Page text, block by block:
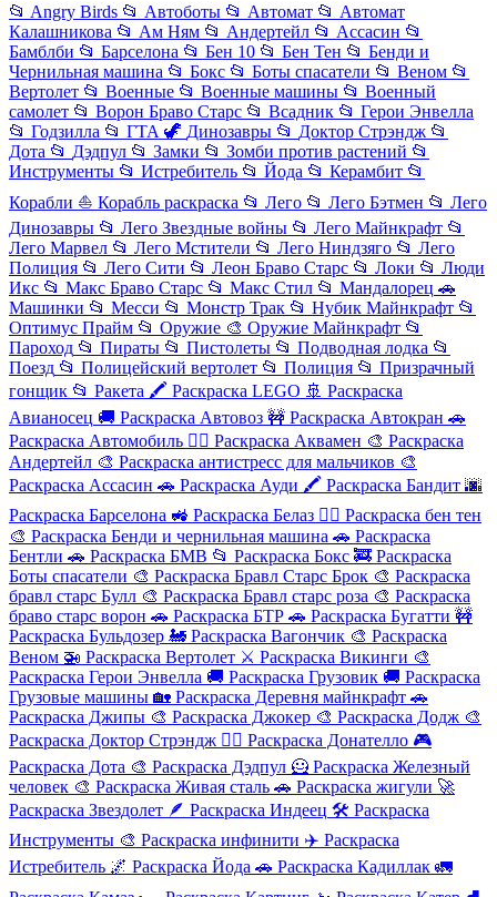
📂 Angry Birds 📂 Автоботы 📂 Автомат 📂 Автомат
Калашникова 📂 Ам Ням 📂 Андертейл 📂 Ассасин 📂
Бамблби 📂 Барселона 📂 Бен 10 📂 Бен Тен 📂 Бенди и
Чернильная машина 📂 Бокс 📂 Боты спасатели 📂 Веном 📂
Вертолет 📂 Военные 📂 Военные машины 📂 Военный
самолет 📂 Ворон Браво Старс 📂 Всадник 📂 Герои Энвелла
📂 Годзилла 📂 ГТА 🦖 Динозавры 📂 Доктор Стрэндж 📂
Дота 📂 Дэдпул 📂 Замки 📂 Зомби против растений 📂
Инструменты 📂 Истребитель 📂 Йода 📂 Керамбит 📂
Корабли ⛵ Корабль раскраска 📂 Лего 📂 Лего Бэтмен 📂 Лего
Динозавры 📂 Лего Звездные войны 📂 Лего Майнкрафт 📂
Лего Марвел 📂 Лего Мстители 📂 Лего Ниндзяго 📂 Лего
Полиция 📂 Лего Сити 📂 Леон Браво Старс 📂 Локи 📂 Люди
Икс 📂 Макс Браво Старс 📂 Макс Стил 📂 Мандалорец 🚗
Машинки 📂 Месси 📂 Монстр Трак 📂 Нубик Майнкрафт 📂
Оптимус Прайм 📂 Оружие 🎨 Оружие Майнкрафт 📂
Пароход 📂 Пираты 📂 Пистолеты 📂 Подводная лодка 📂
Поезд 📂 Полицейский вертолет 📂 Полиция 📂 Призрачный
гонщик 📂 Ракета 🖍️ Раскраска LEGO 🚢 Раскраска
Авианосец 🚚 Раскраска Автовоз 🚧 Раскраска Автокран 🚗
Раскраска Автомобиль 🦸‍♂️ Раскраска Аквамен 🎨 Раскраска
Андертейл 🎨 Раскраска антистресс для мальчиков 🎨
Раскраска Ассасин 🚗 Раскраска Ауди 🖍️ Раскраска Бандит 🌆
Раскраска Барселона 🚜 Раскраска Белаз 🦸‍♂️ Раскраска бен тен
🎨 Раскраска Бенди и чернильная машина 🚗 Раскраска
Бентли 🚗 Раскраска БМВ 📂 Раскраска Бокс 🚒 Раскраска
Боты спасатели 🎨 Раскраска Бравл Старс Брок 🎨 Раскраска
бравл старс Булл 🎨 Раскраска Бравл старс роза 🎨 Раскраска
браво старс ворон 🚗 Раскраска БТР 🚗 Раскраска Бугатти 🚧
Раскраска Бульдозер 🚂 Раскраска Вагончик 🎨 Раскраска
Веном 🚁 Раскраска Вертолет ⚔️ Раскраска Викинги 🎨
Раскраска Герои Энвелла 🚚 Раскраска Грузовик 🚚 Раскраска
Грузовые машины 🏡 Раскраска Деревня майнкрафт 🚗
Раскраска Джипы 🎨 Раскраска Джокер 🎨 Раскраска Додж 🎨
Раскраска Доктор Стрэндж 🦸‍♂️ Раскраска Донателло 🎮
Раскраска Дота 🎨 Раскраска Дэдпул 🦸 Раскраска Железный
человек 🎨 Раскраска Живая сталь 🚗 Раскраска жигули 🚀
Раскраска Звездолет 🪶 Раскраска Индеец 🛠️ Раскраска
Инструменты 🎨 Раскраска инфинити ✈️ Раскраска
Истребитель 🌌 Раскраска Йода 🚗 Раскраска Кадиллак 🚛